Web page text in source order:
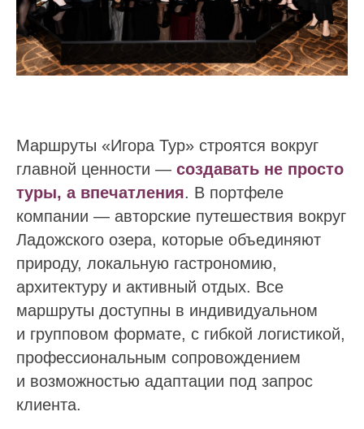
Маршруты «Игора Тур» строятся вокруг
главной ценности — создавать не просто
туры, а впечатления. В портфеле
компании — авторские путешествия вокруг
Ладожского озера, которые объединяют
природу, локальную гастрономию,
архитектуру и активный отдых. Все
маршруты доступны в индивидуальном
и групповом формате, с гибкой логистикой,
профессиональным сопровождением
и возможностью адаптации под запрос
клиента.